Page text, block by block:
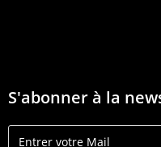
S'abonner à la